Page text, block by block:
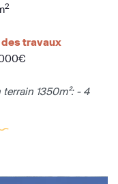
2
des travaux
1350m²: - 4